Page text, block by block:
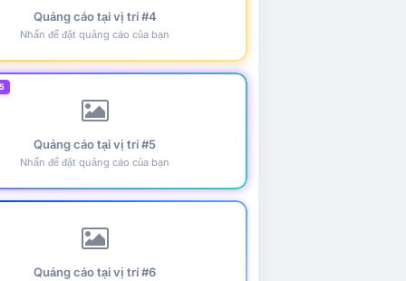
Quảng cáo tại vị trí #4
Nhấn để đặt quảng cáo của bạn
Quảng cáo tại vị trí #5
Nhấn để đặt quảng cáo của bạn
Quảng cáo tại vị trí #6